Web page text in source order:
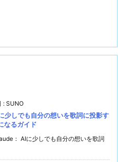
: SUNO
少しでも自分の想いを歌詞に投影す
なるガイド
： AIに少しでも自分の想いを歌詞